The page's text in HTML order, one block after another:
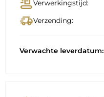
Verwerkingstijd:
delivery_truck_speedVerzending:
Verwachte leverdatum: